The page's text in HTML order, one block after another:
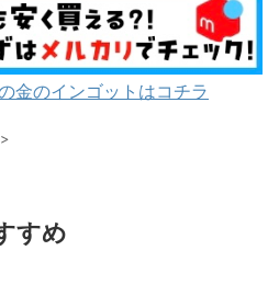
金のインゴットはコチラ
>
すめ